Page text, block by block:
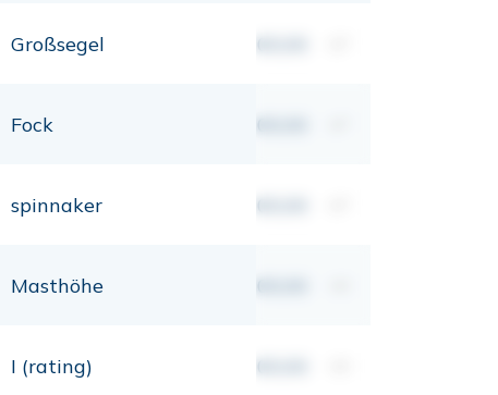
Großsegel 00,00
Fock 00,00
spinnaker 00,00
Masthöhe 00,00
I (rating) 00,00